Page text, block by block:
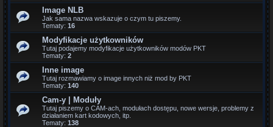
Image NLB
Jak sama nazwa wskazuje o czym tu piszemy.
Tematy: 16
Modyfikacje użytkowników
Tutaj podajemy modyfikacje użytkowników modów PKT
Tematy: 2
Inne image
Tutaj rozmawiamy o image innych niż mod by PKT
Tematy: 140
Cam-y | Moduły
Tutaj piszemy o CAM-ach, modułach dostępu, nowe wersje, problemy z
działaniem kart kodowych, itp.
Tematy: 138